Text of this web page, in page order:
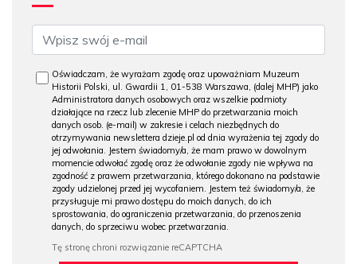
Oświadczam, że wyrażam zgodę oraz upoważniam Muzeum
Historii Polski, ul. Gwardii 1, 01-538 Warszawa, (dalej MHP) jako
Administratora danych osobowych oraz wszelkie podmioty
działające na rzecz lub zlecenie MHP do przetwarzania moich
danych osob. (e-mail) w zakresie i celach niezbędnych do
otrzymywania newslettera dzieje.pl od dnia wyrażenia tej zgody do
jej odwołania. Jestem świadomy/a, że mam prawo w dowolnym
momencie odwołać zgodę oraz że odwołanie zgody nie wpływa na
zgodność z prawem przetwarzania, którego dokonano na podstawie
zgody udzielonej przed jej wycofaniem. Jestem też świadomy/a, że
przysługuje mi prawo dostępu do moich danych, do ich
sprostowania, do ograniczenia przetwarzania, do przenoszenia
danych, do sprzeciwu wobec przetwarzania.